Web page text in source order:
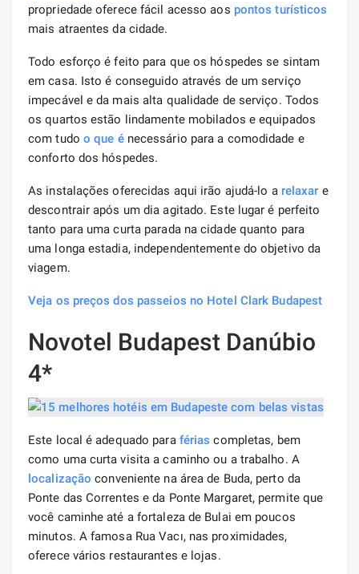
propriedade oferece fácil acesso aos pontos turísticos
mais atraentes da cidade.
Todo esforço é feito para que os hóspedes se sintam
em casa. Isto é conseguido através de um serviço
impecável e da mais alta qualidade de serviço. Todos
os quartos estão lindamente mobilados e equipados
com tudo o que énecessário para a comodidade e
conforto dos hóspedes.
As instalações oferecidas aqui irão ajudá-lo a relaxar e
descontrair após um dia agitado. Este lugar é perfeito
tanto para uma curta parada na cidade quanto para
uma longa estadia, independentemente do objetivo da
viagem.
Veja os preços dos passeios no Hotel Clark Budapest
Novotel Budapest Danúbio
4*
Este local é adequado para férias completas, bem
como uma curta visita a caminho ou a trabalho. A
localização conveniente na área de Buda, perto da
Ponte das Correntes e da Ponte Margaret, permite que
você caminhe até a fortaleza de Bulai em poucos
minutos. A famosa Rua Vacı, nas proximidades,
oferece vários restaurantes e lojas.